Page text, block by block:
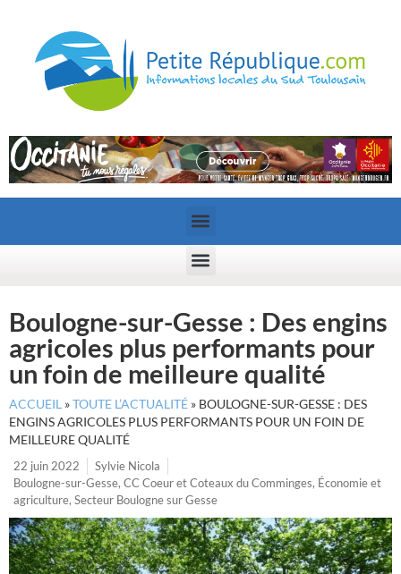
Boulogne-sur-Gesse : Des engins
agricoles plus performants pour
un foin de meilleure qualité
ACCUEIL »TOUTE L’ACTUALITÉ » BOULOGNE-SUR-GESSE : DES
ENGINS AGRICOLES PLUS PERFORMANTS POUR UN FOIN DE
MEILLEURE QUALITÉ
22 juin 2022
Sylvie Nicola
Boulogne-sur-Gesse, CC Coeur et Coteaux du Comminges, Économie et
agriculture, Secteur Boulogne sur Gesse